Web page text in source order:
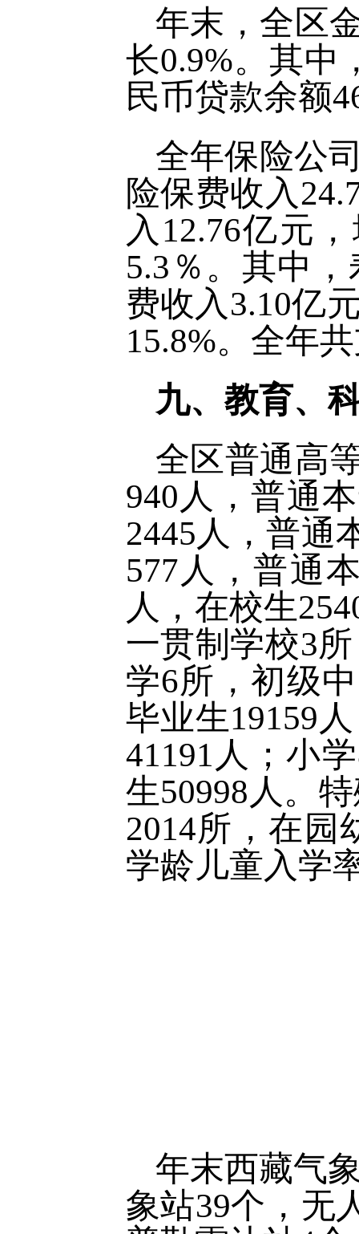
年末，全区
长0.9%。其中
民币贷款余额
全年保险公
险保费收入
入12.76亿元
5.3％。其中
费收入3.10亿
15.8%。全年
九、教育、
全区普通高
940人，普通
2445人，普通
577人，普通
人，在校生
一贯制学校3
学6所，初级
毕业生19159
41191人；小
生50998人。
2014所，在园
学龄儿童入学
年末西藏气
象站39个，无